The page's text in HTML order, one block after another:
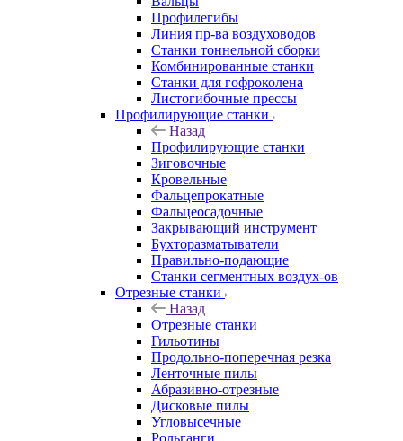
Профилегибы
Линия пр-ва воздуховодов
Станки тоннельной сборки
Комбинированные станки
Станки для гофроколена
Листогибочные прессы
Профилирующие станки
Назад
Профилирующие станки
Зиговочные
Кровельные
Фальцепрокатные
Фальцеосадочные
Закрывающий инструмент
Бухторазматыватели
Правильно-подающие
Станки сегментных воздух-ов
Отрезные станки
Назад
Отрезные станки
Гильотины
Продольно-поперечная резка
Ленточные пилы
Абразивно-отрезные
Дисковые пилы
Угловысечные
Рольганги